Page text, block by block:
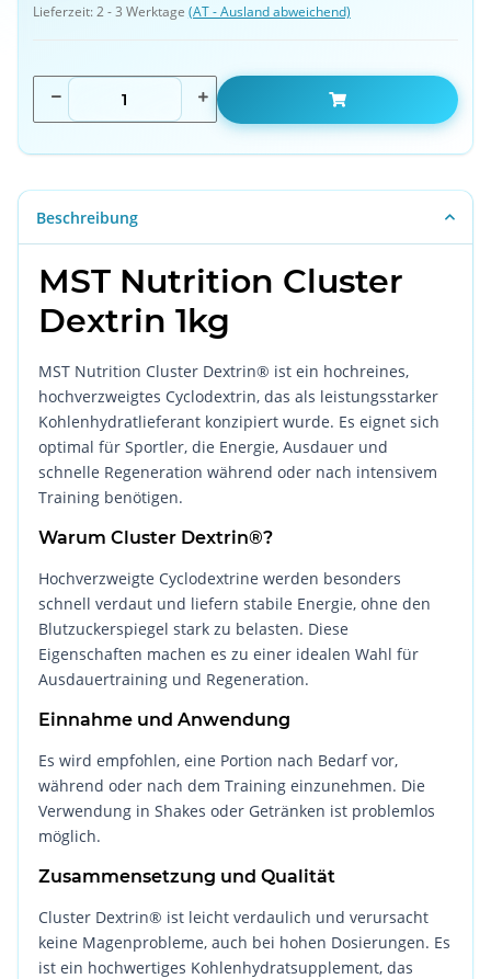
Lieferzeit:2 - 3 Werktage (AT - Ausland abweichend)
Beschreibung
MST Nutrition Cluster
Dextrin 1kg
MST Nutrition Cluster Dextrin® ist ein hochreines,
hochverzweigtes Cyclodextrin, das als leistungsstarker
Kohlenhydratlieferant konzipiert wurde. Es eignet sich
optimal für Sportler, die Energie, Ausdauer und
schnelle Regeneration während oder nach intensivem
Training benötigen.
Warum Cluster Dextrin®?
Hochverzweigte Cyclodextrine werden besonders
schnell verdaut und liefern stabile Energie, ohne den
Blutzuckerspiegel stark zu belasten. Diese
Eigenschaften machen es zu einer idealen Wahl für
Ausdauertraining und Regeneration.
Einnahme und Anwendung
Es wird empfohlen, eine Portion nach Bedarf vor,
während oder nach dem Training einzunehmen. Die
Verwendung in Shakes oder Getränken ist problemlos
möglich.
Zusammensetzung und Qualität
Cluster Dextrin® ist leicht verdaulich und verursacht
keine Magenprobleme, auch bei hohen Dosierungen. Es
ist ein hochwertiges Kohlenhydratsupplement, das